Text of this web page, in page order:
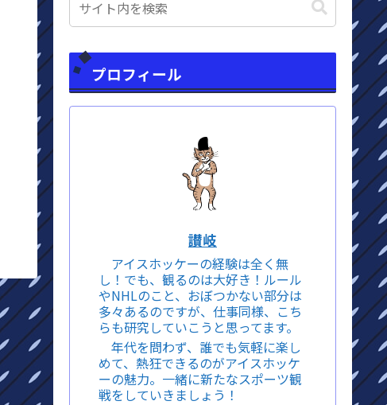
プロフィール
讃岐
アイスホッケーの経験は全く無
し！でも、観るのは大好き！ルール
やNHLのこと、おぼつかない部分は
多々あるのですが、仕事同様、こち
らも研究していこうと思ってます。
年代を問わず、誰でも気軽に楽し
めて、熱狂できるのがアイスホッケ
ーの魅力。一緒に新たなスポーツ観
戦をしていきましょう！